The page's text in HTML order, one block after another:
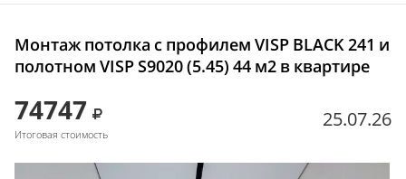
Монтаж потолка с профилем VISP BLACK 241 и
полотном VISP S9020 (5.45) 44 м2 в квартире
74747
Итоговая стоимость
25.07.26